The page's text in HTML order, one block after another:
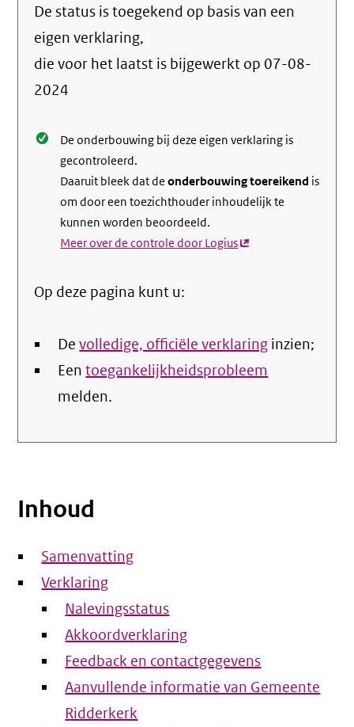
over
De status is toegekend op basis van een
eigen verklaring,
die voor het laatst is bijgewerkt op 07-08-
2024
De onderbouwing bij deze eigen verklaring is
gecontroleerd.
Daaruit bleek dat deonderbouwing toereikend is
om door een toezichthouder inhoudelijk te
kunnen worden beoordeeld.
Meer over de controle door Logius(externe
Op deze pagina kunt u:
Devolledige, officiële verklaring inzien;
Eentoegankelijkheidsprobleem
melden.
Inhoud
Samenvatting
Verklaring
Nalevingsstatus
Akkoordverklaring
Feedback en contactgegevens
Aanvullende informatie van Gemeente
Ridderkerk